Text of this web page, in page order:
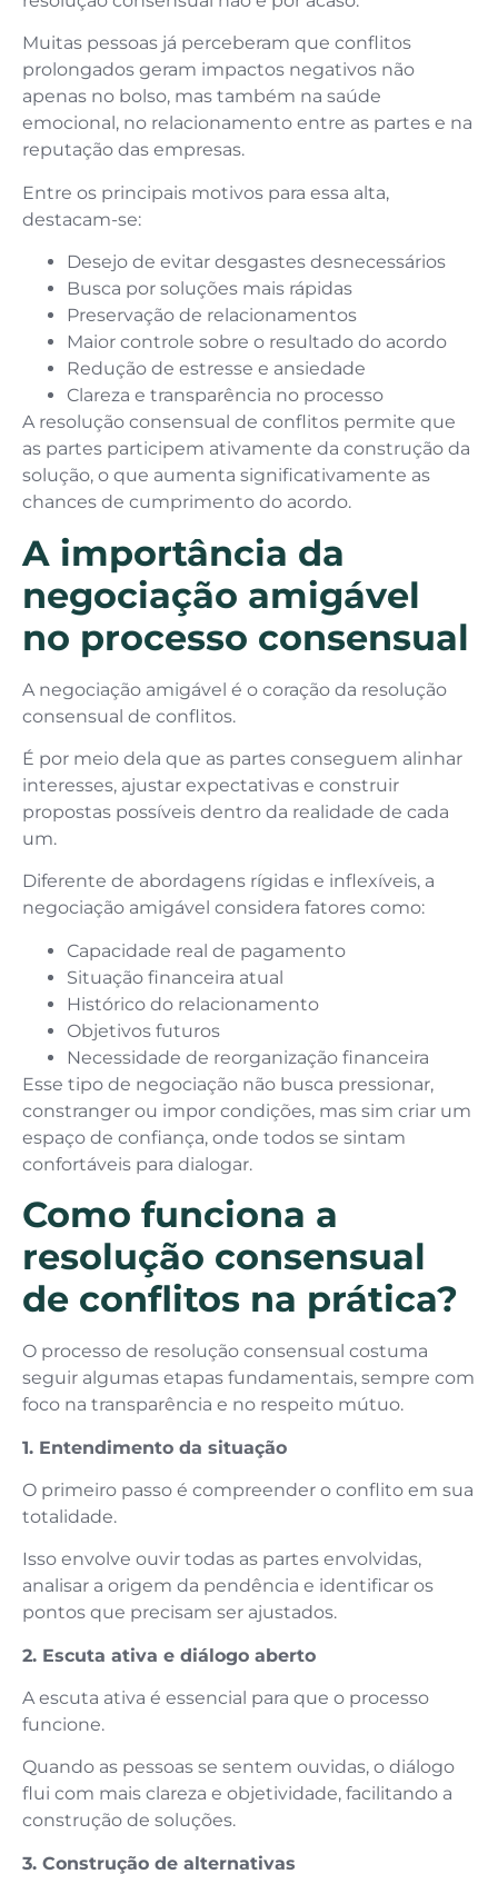
Muitas pessoas já perceberam que conflitos
prolongados geram impactos negativos não
apenas no bolso, mas também na saúde
emocional, no relacionamento entre as partes e na
reputação das empresas.
Entre os principais motivos para essa alta,
destacam-se:
Desejo de evitar desgastes desnecessários
Busca por soluções mais rápidas
Preservação de relacionamentos
Maior controle sobre o resultado do acordo
Redução de estresse e ansiedade
Clareza e transparência no processo
A resolução consensual de conflitos permite que
as partes participem ativamente da construção da
solução, o que aumenta significativamente as
chances de cumprimento do acordo.
A importância da
negociação amigável
no processo consensual
A negociação amigável é o coração da resolução
consensual de conflitos.
É por meio dela que as partes conseguem alinhar
interesses, ajustar expectativas e construir
propostas possíveis dentro da realidade de cada
um.
Diferente de abordagens rígidas e inflexíveis, a
negociação amigável considera fatores como:
Capacidade real de pagamento
Situação financeira atual
Histórico do relacionamento
Objetivos futuros
Necessidade de reorganização financeira
Esse tipo de negociação não busca pressionar,
constranger ou impor condições, mas sim criar um
espaço de confiança, onde todos se sintam
confortáveis para dialogar.
Como funciona a
resolução consensual
de conflitos na prática?
O processo de resolução consensual costuma
seguir algumas etapas fundamentais, sempre com
foco na transparência e no respeito mútuo.
1. Entendimento da situação
O primeiro passo é compreender o conflito em sua
totalidade.
Isso envolve ouvir todas as partes envolvidas,
analisar a origem da pendência e identificar os
pontos que precisam ser ajustados.
2. Escuta ativa e diálogo aberto
A escuta ativa é essencial para que o processo
funcione.
Quando as pessoas se sentem ouvidas, o diálogo
flui com mais clareza e objetividade, facilitando a
construção de soluções.
3. Construção de alternativas